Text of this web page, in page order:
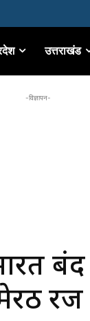
उत्तराखंड
-विज्ञापन-
रेंज